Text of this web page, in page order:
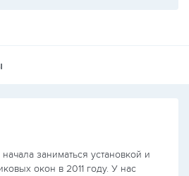
заниматься установкой и
окон в 2011 году. У нас